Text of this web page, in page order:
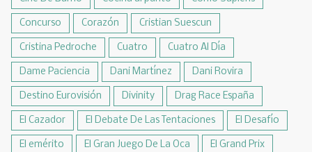
Concurso Corazón Cristian Suescun
Cristina Pedroche Cuatro Cuatro Al Día
Dame Paciencia Dani Martínez Dani Rovira
Destino Eurovisión Divinity Drag Race España
El Cazador El Debate De Las Tentaciones El Desafío
El emérito El Gran Juego De La Oca El Grand Prix